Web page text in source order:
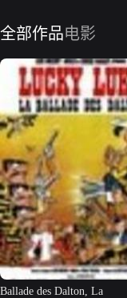
全部作品电影
Ballade des Dalton, La